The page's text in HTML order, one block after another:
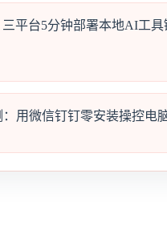
平台5分钟部署本地AI工具
用微信钉钉零安装操控电